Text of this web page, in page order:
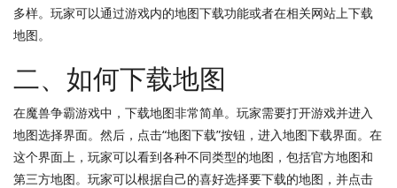
多样。玩家可以通过游戏内的地图下载功能或者在相关网站上下载
地图。
二、如何下载地图
在魔兽争霸游戏中，下载地图非常简单。玩家需要打开游戏并进入
地图选择界面。然后，点击“地图下载”按钮，进入地图下载界面。在
这个界面上，玩家可以看到各种不同类型的地图，包括官方地图和
第三方地图。玩家可以根据自己的喜好选择要下载的地图，并点击